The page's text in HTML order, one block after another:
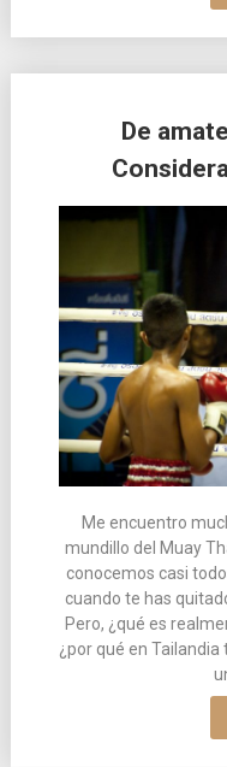
De
Me encuentro
mundillo del Muay
conocemos casi
cuando te has
Pero, ¿qué es
¿por qué en